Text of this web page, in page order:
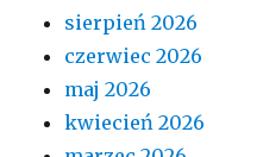
sierpień 2026
czerwiec 2026
maj 2026
kwiecień 2026